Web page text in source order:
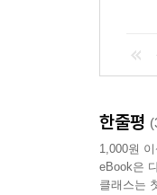
한줄평
1,000원
eBook은
클래스는